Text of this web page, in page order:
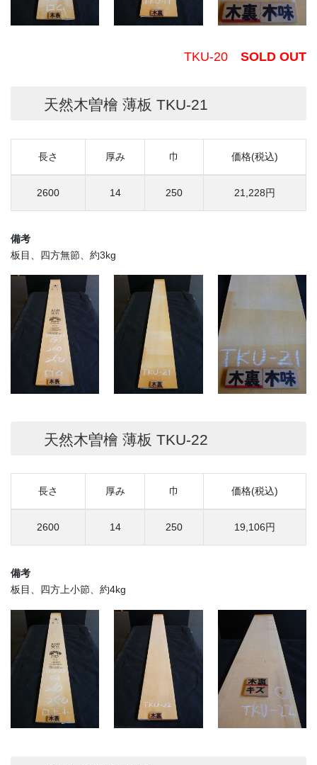
TKU-20 SOLD OUT
天然木曽檜 薄板 TKU-21
長さ 厚み 巾 価格(税込)
2600 14 250 21,228円
備考
板目、四方無節、約3kg
天然木曽檜 薄板 TKU-22
長さ 厚み 巾 価格(税込)
2600 14 250 19,106円
備考
板目、四方上小節、約4kg